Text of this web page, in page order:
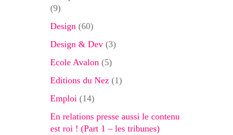
(9)
Design(60)
Design & Dev(3)
Ecole Avalon(5)
Editions du Nez(1)
Emploi(14)
En relations presse aussi le contenu
est roi ! (Part 1 – les tribunes)